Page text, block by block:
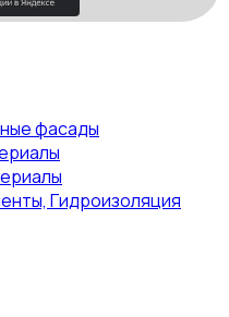
фасады
Гидроизоляция